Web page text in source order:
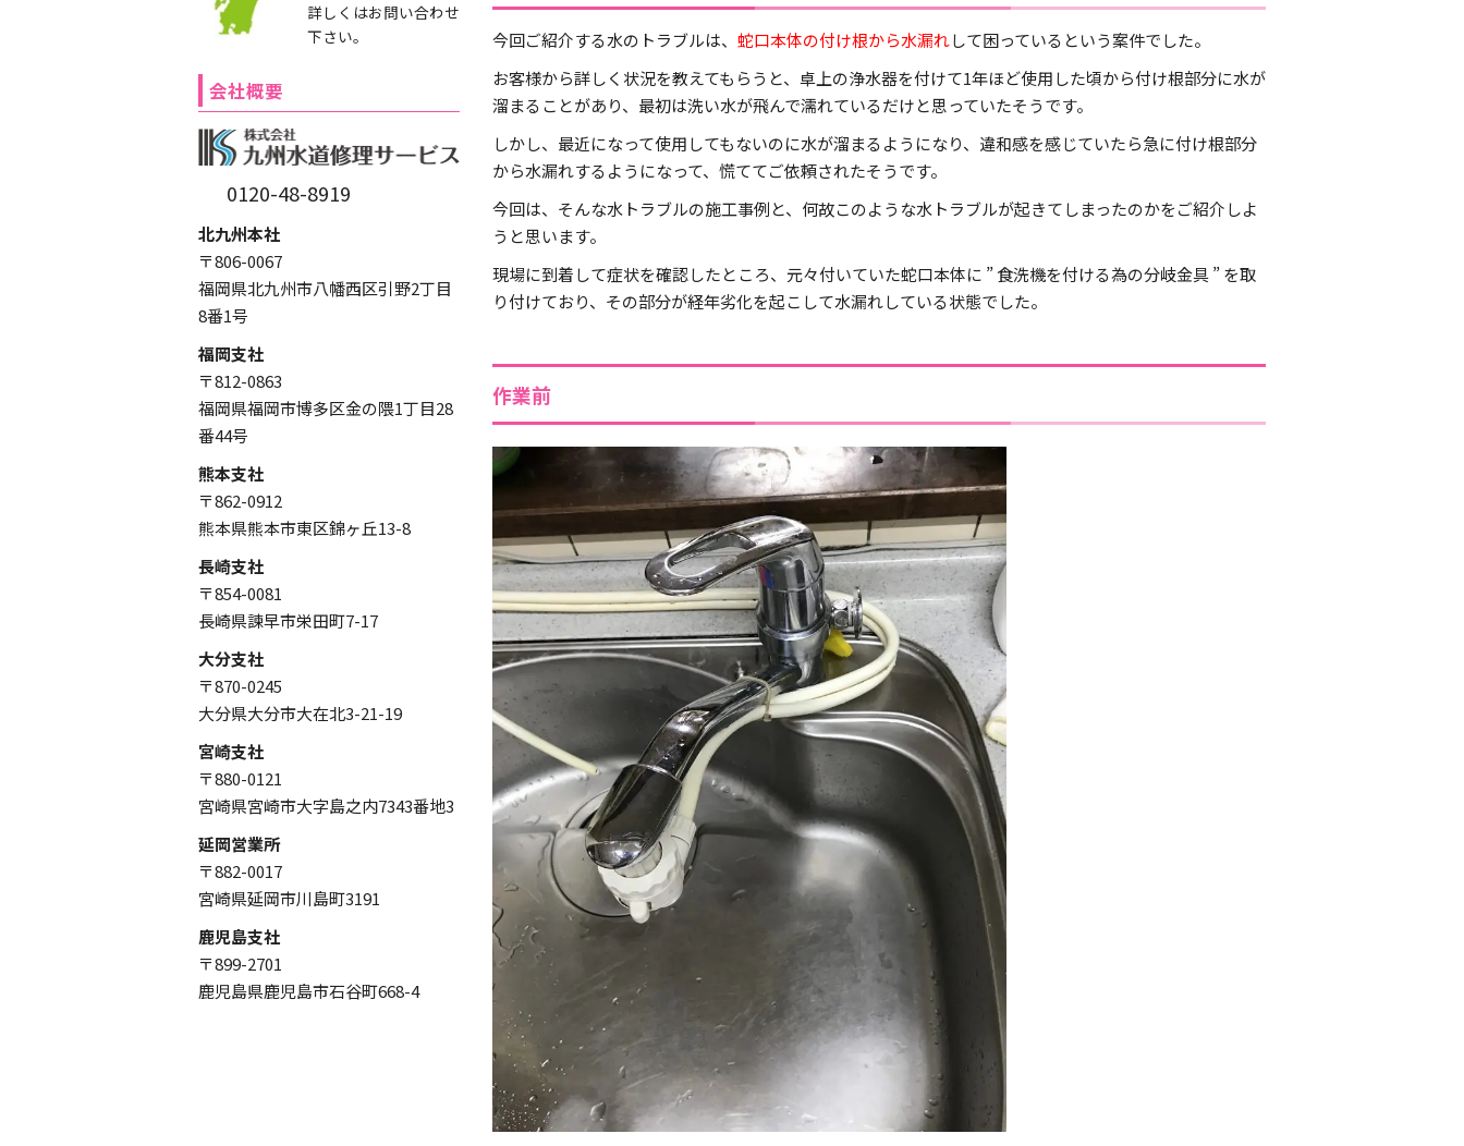
今回ご紹介する水のトラブルは、 蛇口本体の付け根から水漏れして困っているという案件でした。
お客様から詳しく状況を教えてもらうと、卓上の浄水器を付けて1年ほど使用した頃から付け根部分に水が
溜まることがあり、最初は洗い水が飛んで濡れているだけと思っていたそうです。
しかし、最近になって使用してもないのに水が溜まるようになり、違和感を感じていたら急に付け根部分
から水漏れするようになって、慌ててご依頼されたそうです。
今回は、そんな水トラブルの施工事例と、何故このような水トラブルが起きてしまったのかをご紹介しよ
うと思います。
現場に到着して症状を確認したところ、元々付いていた蛇口本体に ” 食洗機を付ける為の分岐金具 ” を取
り付けており、その部分が経年劣化を起こして水漏れしている状態でした。
作業前
詳しくはお問い合わせ
下さい。
会社概要
0120-48-8919
北九州本社
〒806-0067
福岡県北九州市八幡西区引野2丁目
8番1号
福岡支社
〒812-0863
福岡県福岡市博多区金の隈1丁目28
番44号
熊本支社
〒862-0912
熊本県熊本市東区錦ヶ丘13-8
長崎支社
〒854-0081
長崎県諫早市栄田町7-17
大分支社
〒870-0245
大分県大分市大在北3-21-19
宮崎支社
〒880-0121
宮崎県宮崎市大字島之内7343番地3
延岡営業所
〒882-0017
宮崎県延岡市川島町3191
鹿児島支社
〒899-2701
鹿児島県鹿児島市石谷町668-4